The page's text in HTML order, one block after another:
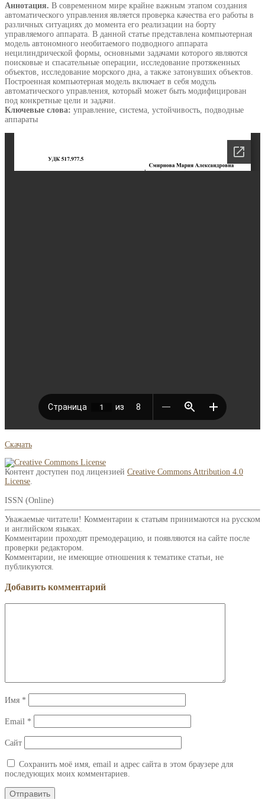
Аннотация. В современном мире крайне важным этапом создания
автоматического управления является проверка качества его работы в
различных ситуациях до момента его реализации на борту
управляемого аппарата. В данной статье представлена компьютерная
модель автономного необитаемого подводного аппарата
нецилиндрической формы, основными задачами которого являются
поисковые и спасательные операции, исследование протяженных
объектов, исследование морского дна, а также затонувших объектов.
Построенная компьютерная модель включает в себя модуль
автоматического управления, который может быть модифицирован
под конкретные цели и задачи.
Ключевые слова: управление, система, устойчивость, подводные
аппараты
Скачать
Контент доступен под лицензией Creative Commons Attribution 4.0
License
ISSN (Online)
Уважаемые читатели! Комментарии к статьям принимаются на русском
и английском языках.
Комментарии проходят премодерацию, и появляются на сайте после
проверки редактором.
Комментарии, не имеющие отношения к тематике статьи, не
публикуются.
Добавить комментарий
Имя *
Email *
Сайт
Сохранить моё имя, email и адрес сайта в этом браузере для
последующих моих комментариев.